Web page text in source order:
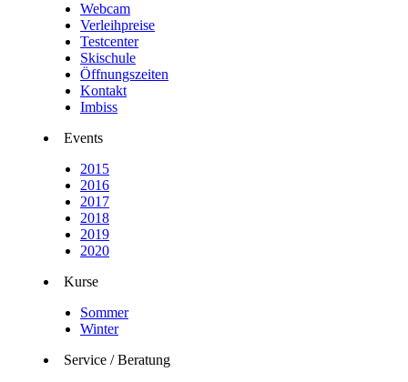
Webcam
Verleihpreise
Testcenter
Skischule
Öffnungszeiten
Kontakt
Imbiss
Events
2015
2016
2017
2018
2019
2020
Kurse
Sommer
Winter
Service / Beratung